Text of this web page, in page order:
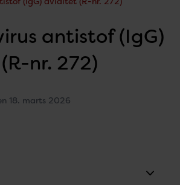
antistof (IgG)
nr. 272)
18. marts 2026